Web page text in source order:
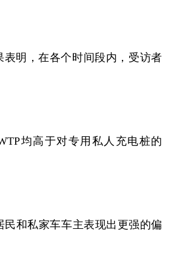
表明，在各个时间段内，受访者
均高于对专用私人充电桩的
民和私家车车主表现出更强的偏